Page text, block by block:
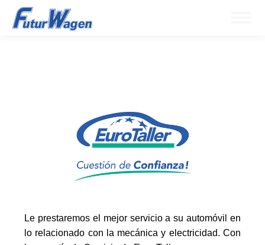
Le prestaremos el mejor servicio a su automóvil en
lo relacionado con la mecánica y electricidad. Con